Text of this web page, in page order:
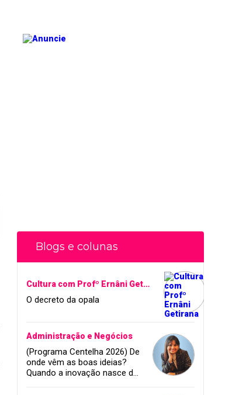
Blogs e colunas
Cultura com Profº Ernâni Getirana
O decreto da opala
Administração e Negócios
(Programa Centelha 2026) De
onde vêm as boas ideias?
Quando a inovação nasce da